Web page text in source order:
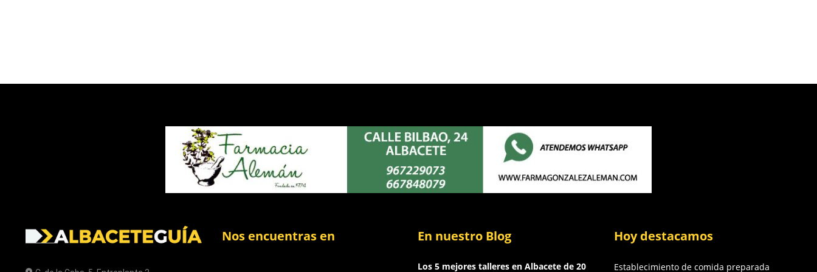
Nos encuentras en En nuestro Blog
Los 5 mejores talleres en Albacete de 20
Hoy destacamos
Establecimiento de comida preparada